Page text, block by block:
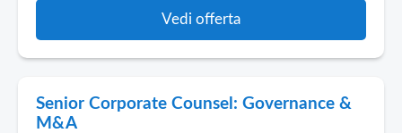
Vedi offerta
Senior Corporate Counsel: Governance &
M&A